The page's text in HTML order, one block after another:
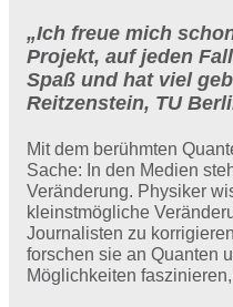
„Ich freue mich
Projekt, auf jeden
Spaß und hat viel
Reitzenstein, TU
Mit dem berühmten
Sache: In den Medien
Veränderung. Physiker
kleinstmögliche
Journalisten zu
forschen sie an Quanten
Möglichkeiten